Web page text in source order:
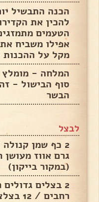
הכנה התבשיל
להכין את
הטעמים
אפילו משביח
מקל על ההכנות
המלחה -
סוף הבישול -
הבשר
לבצל
גרם אווז
(במקור בייקון)
2 בצלים
רחבים / 12 בצלצלים